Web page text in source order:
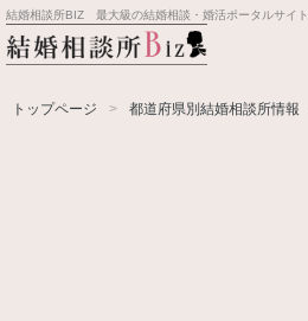
結婚相談所BIZ 最大級の結婚相談・婚活ポータルサイト
トップページ 都道府県別結婚相談所情報